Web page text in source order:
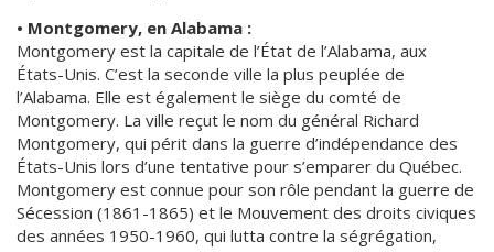
• Montgomery, en Alabama :
Montgomery est la capitale de l’État de l’Alabama, aux
États-Unis. C’est la seconde ville la plus peuplée de
l’Alabama. Elle est également le siège du comté de
Montgomery. La ville reçut le nom du général Richard
Montgomery, qui périt dans la guerre d’indépendance des
États-Unis lors d’une tentative pour s’emparer du Québec.
Montgomery est connue pour son rôle pendant la guerre de
Sécession (1861-1865) et le Mouvement des droits civiques
des années 1950-1960, qui lutta contre la ségrégation,